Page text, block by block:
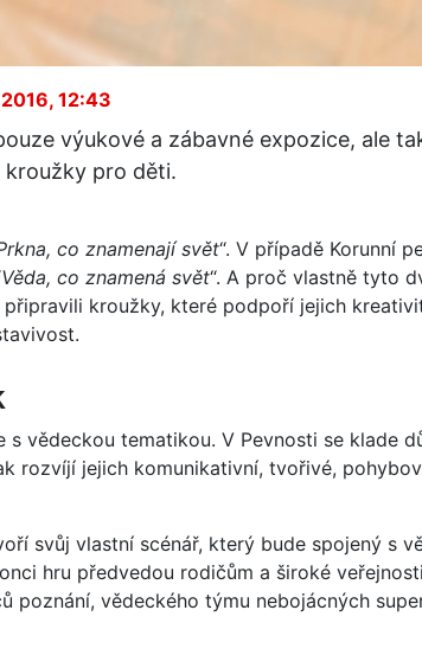
12:43
výukové a zábavné expozice, ale
pro děti.
co znamenají svět“. V případě Korunní
Věda, co znamená svět“. A proč vlastně tyto
kroužky, které podpoří jejich
vědeckou tematikou. V Pevnosti se klade
rozvíjí jejich komunikativní, tvořivé,
svůj vlastní scénář, který bude spojený s
hru předvedou rodičům a široké
poznání, vědeckého týmu nebojácných